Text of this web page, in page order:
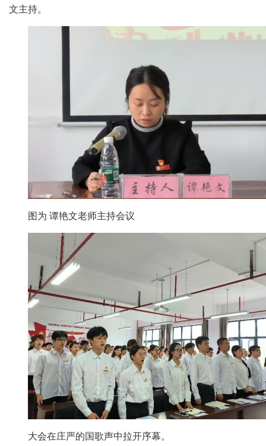
文主持。
图为 谭艳文老师主持会议
大会在庄严的国歌声中拉开序幕。